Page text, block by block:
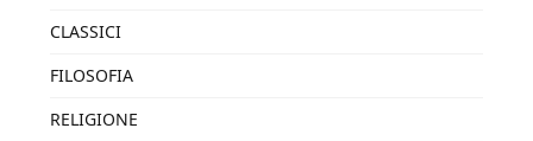
CLASSICI
FILOSOFIA
RELIGIONE